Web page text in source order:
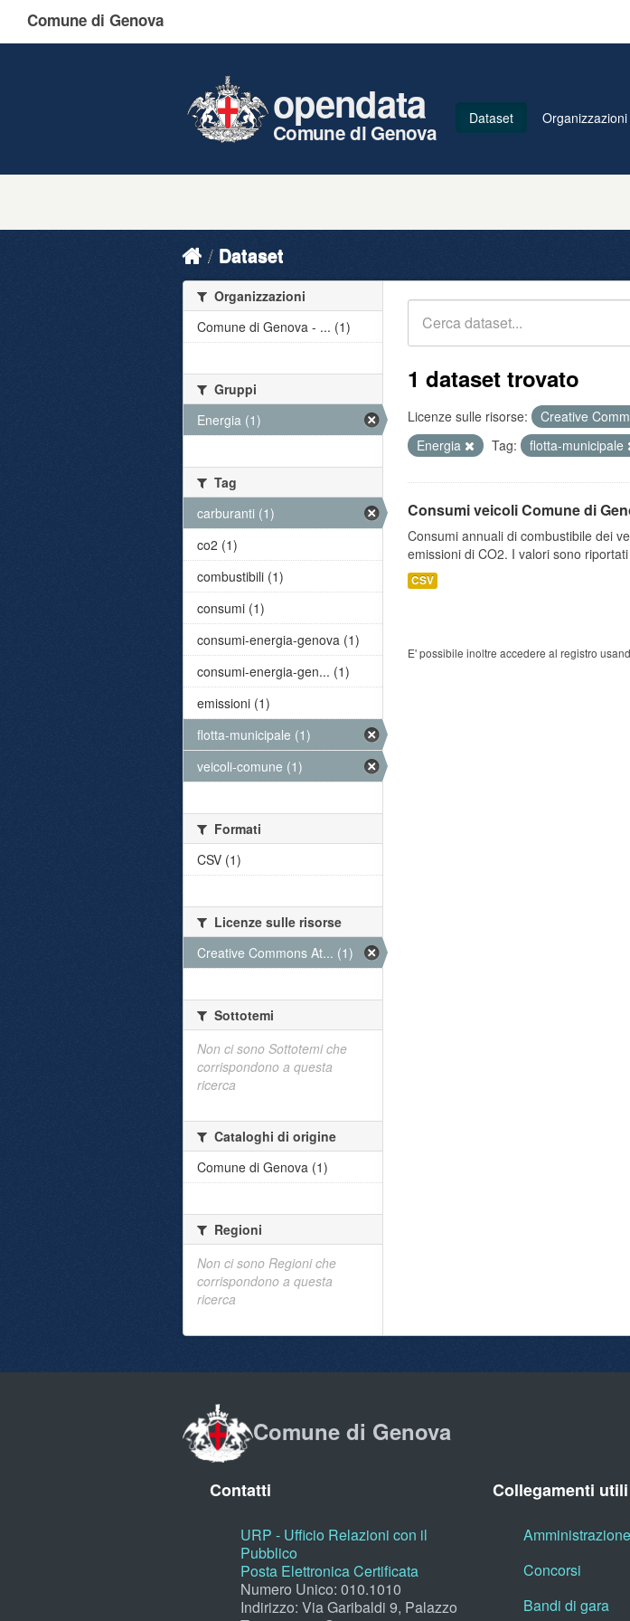
Comune di Genova
opendata
Comune di Genova
Dataset Organizzazioni
Dataset
1 dataset trovato
Licenze sulle risorse: Creative
Energia
Tag: flotta-municipale
Consumi veicoli Comune di
Consumi annuali di combustibile dei
emissioni di CO2. I valori sono
CSV
E' possibile inoltre accedere al registro
Organizzazioni
Comune di Genova - ... (1)
Gruppi
Energia (1)
Tag
carburanti (1)
co2 (1)
combustibili (1)
consumi (1)
consumi-energia-genova (1)
consumi-energia-gen... (1)
emissioni (1)
flotta-municipale (1)
veicoli-comune (1)
Formati
CSV (1)
Licenze sulle risorse
Creative Commons At... (1)
Sottotemi
Non ci sono Sottotemi che
corrispondono a questa
ricerca
Cataloghi di origine
Comune di Genova (1)
Regioni
Non ci sono Regioni che
corrispondono a questa
ricerca
Comune di Genova
Contatti
URP - Ufficio Relazioni con il
Pubblico
Posta Elettronica Certificata
Numero Unico: 010.1010
Indirizzo: Via Garibaldi 9, Palazzo
Collegamenti utili
Concorsi
Bandi di gara